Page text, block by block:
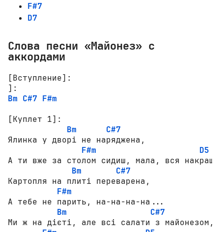
F#7
D7
Слова песни «Майонез» с
аккордами
[Вступление]:
Bm C#7 F#m
[Куплет 1]:
Bm
C#7
Ялинка у дворі не наряджена,
F#m
D5
А ти вже за столом сидиш, мала, вся
Bm
C#7
Картопля на плиті переварена,
F#m
А тебе не парить, на-на-на-на...
Bm
C#7
Ми ж на дієті, але всі салати з майонезом,